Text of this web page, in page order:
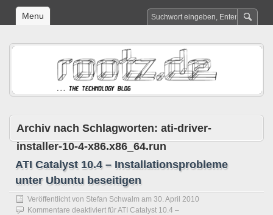
Menu
Archiv nach Schlagworten: ati-driver-
installer-10-4-x86.x86_64.run
ATI Catalyst 10.4 – Installationsprobleme
unter Ubuntu beseitigen
Veröffentlicht von Stefan Schwalm am 30. April 2010
Kommentare deaktiviert für ATI Catalyst 10.4 –